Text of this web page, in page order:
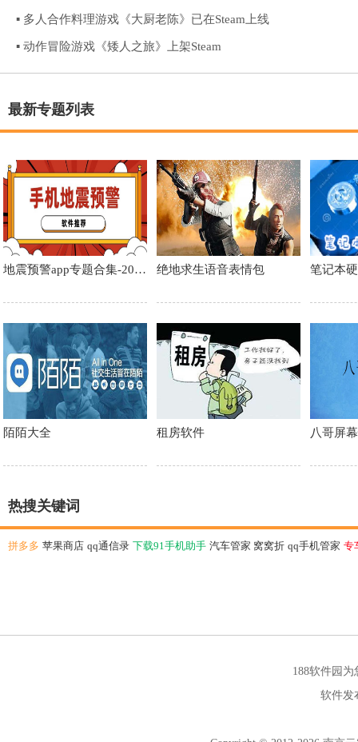
▪ 多人合作料理游戏《大厨老陈》已在Steam上线
▪ 动作冒险游戏《矮人之旅》上架Steam
最新专题列表
地震预警app专题合集-2023 绝地求生语音表情包 笔记本
陌陌大全 租房软件 八哥屏
热搜关键词
拼多多 苹果商店 qq通信录 下载91手机助手 汽车管家 窝窝折 qq手机管家 专
188软件园为
软件发